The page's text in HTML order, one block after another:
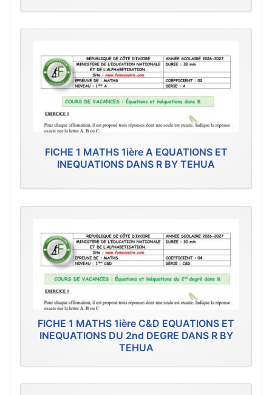
FICHE 1 MATHS 1ière A EQUATIONS ET
INEQUATIONS DANS R BY TEHUA
FICHE 1 MATHS 1ière C&D EQUATIONS ET
INEQUATIONS DU 2nd DEGRE DANS R BY
TEHUA